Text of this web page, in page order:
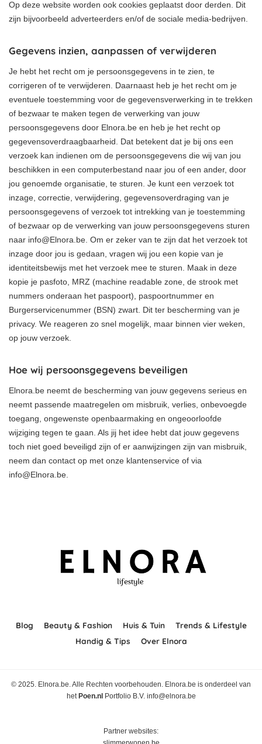
Op deze website worden ook cookies geplaatst door derden. Dit
zijn bijvoorbeeld adverteerders en/of de sociale media-bedrijven.
Gegevens inzien, aanpassen of verwijderen
Je hebt het recht om je persoonsgegevens in te zien, te
corrigeren of te verwijderen. Daarnaast heb je het recht om je
eventuele toestemming voor de gegevensverwerking in te trekken
of bezwaar te maken tegen de verwerking van jouw
persoonsgegevens door Elnora.be en heb je het recht op
gegevensoverdraagbaarheid. Dat betekent dat je bij ons een
verzoek kan indienen om de persoonsgegevens die wij van jou
beschikken in een computerbestand naar jou of een ander, door
jou genoemde organisatie, te sturen. Je kunt een verzoek tot
inzage, correctie, verwijdering, gegevensoverdraging van je
persoonsgegevens of verzoek tot intrekking van je toestemming
of bezwaar op de verwerking van jouw persoonsgegevens sturen
naar info@Elnora.be. Om er zeker van te zijn dat het verzoek tot
inzage door jou is gedaan, vragen wij jou een kopie van je
identiteitsbewijs met het verzoek mee te sturen. Maak in deze
kopie je pasfoto, MRZ (machine readable zone, de strook met
nummers onderaan het paspoort), paspoortnummer en
Burgerservicenummer (BSN) zwart. Dit ter bescherming van je
privacy. We reageren zo snel mogelijk, maar binnen vier weken,
op jouw verzoek.
Hoe wij persoonsgegevens beveiligen
Elnora.be neemt de bescherming van jouw gegevens serieus en
neemt passende maatregelen om misbruik, verlies, onbevoegde
toegang, ongewenste openbaarmaking en ongeoorloofde
wijziging tegen te gaan. Als jij het idee hebt dat jouw gegevens
toch niet goed beveiligd zijn of er aanwijzingen zijn van misbruik,
neem dan contact op met onze klantenservice of via
info@Elnora.be.
Blog Beauty & Fashion Huis & Tuin
Trends & Lifestyle
Handig & Tips
Over Elnora
© 2025. Elnora.be. Alle Rechten voorbehouden. Elnora.be is onderdeel van
het Poen.nl Portfolio B.V. info@elnora.be
Partner websites: